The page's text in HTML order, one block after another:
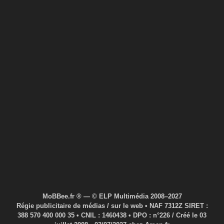
MoBBee.fr ® — © ELP Multimédia 2008–2027
Régie publicitaire de médias / sur le web • NAF 7312Z SIRET :
388 570 400 000 35 • CNIL : 1460438 • DPO : n°226 / Créé le 03